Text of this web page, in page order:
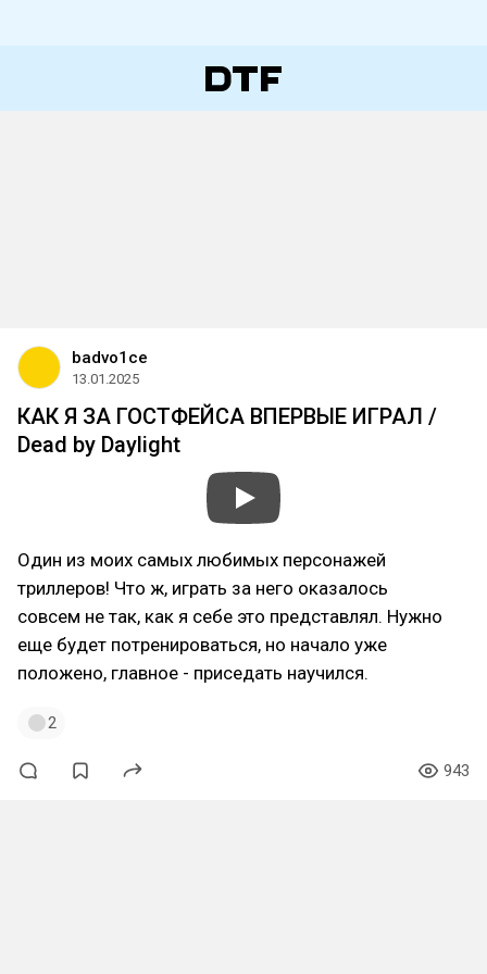
badvo1ce
13.01.2025
КАК Я ЗА ГОСТФЕЙСА ВПЕРВЫЕ ИГРАЛ /
Dead by Daylight
Один из моих самых любимых персонажей
триллеров! Что ж, играть за него оказалось
совсем не так, как я себе это представлял. Нужно
еще будет потренироваться, но начало уже
положено, главное - приседать научился.
2
943